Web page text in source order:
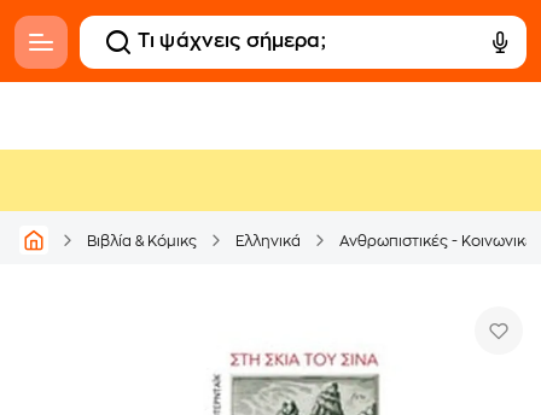
Βιβλία & Κόμικς Ελληνικά Ανθρωπιστικές -